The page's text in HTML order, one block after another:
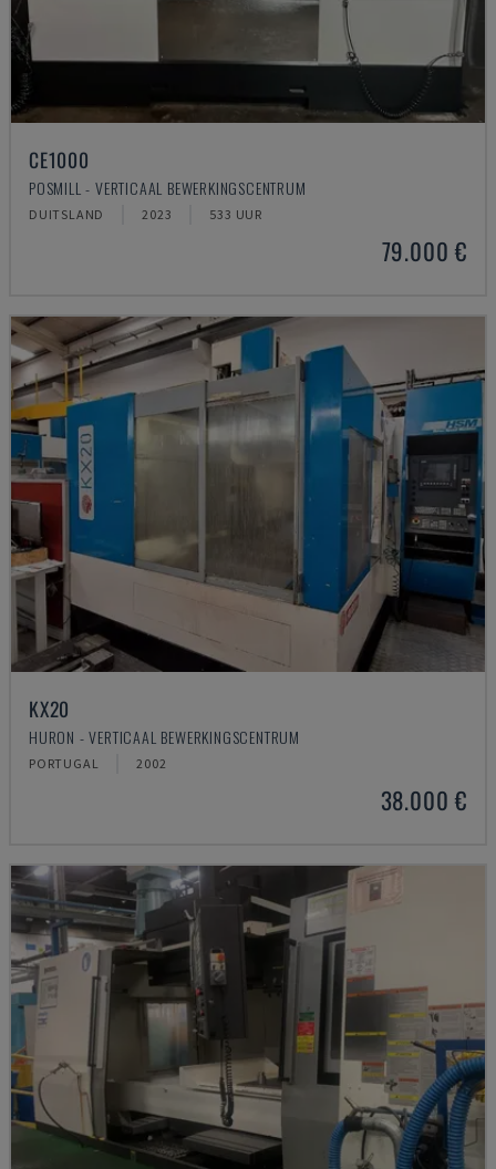
CE1000
POSMILL - VERTICAAL BEWERKINGSCENTRUM
DUITSLAND 2023 533 UUR
79.000 €
KX20
HURON - VERTICAAL BEWERKINGSCENTRUM
PORTUGAL 2002
38.000 €